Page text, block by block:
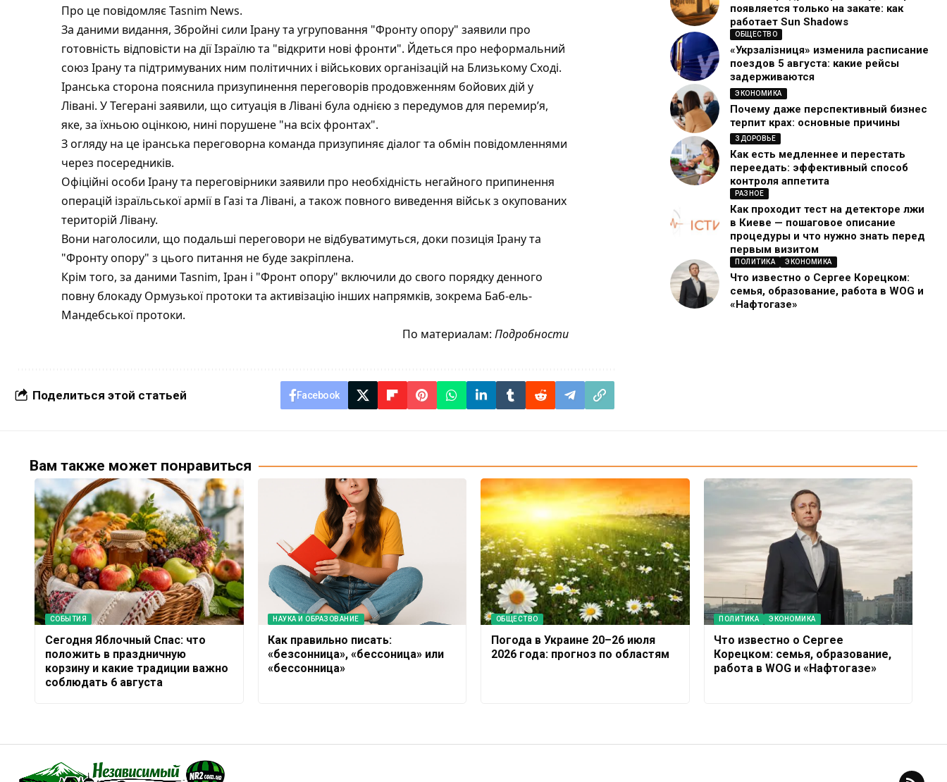
Про це повідомляє Tasnim News.
За даними видання, Збройні сили Ірану та угруповання "Фронту опору" заявили про
готовність відповісти на дії Ізраїлю та "відкрити нові фронти". Йдеться про неформальний
союз Ірану та підтримуваних ним політичних і військових організацій на Близькому Сході.
Іранська сторона пояснила призупинення переговорів продовженням бойових дій у
Лівані. У Тегерані заявили, що ситуація в Лівані була однією з передумов для перемир’я,
яке, за їхньою оцінкою, нині порушене "на всіх фронтах".
З огляду на це іранська переговорна команда призупиняє діалог та обмін повідомленнями
через посередників.
Офіційні особи Ірану та переговірники заявили про необхідність негайного припинення
операцій ізраїльської армії в Газі та Лівані, а також повного виведення військ з окупованих
територій Лівану.
Вони наголосили, що подальші переговори не відбуватимуться, доки позиція Ірану та
"Фронту опору" з цього питання не буде закріплена.
Крім того, за даними Tasnim, Іран і "Фронт опору" включили до свого порядку денного
повну блокаду Ормузької протоки та активізацію інших напрямків, зокрема Баб-ель-
Мандебської протоки.
По материалам: Подробности
Поделиться этой статьей Facebook
появляется только на закате: как
работает Sun Shadows
ОБЩЕСТВО
«Укрзалізниця» изменила расписание
поездов 5 августа: какие рейсы
задерживаются
ЭКОНОМИКА
Почему даже перспективный бизнес
терпит крах: основные причины
ЗДОРОВЬЕ
Как есть медленнее и перестать
переедать: эффективный способ
контроля аппетита
РАЗНОЕ
Как проходит тест на детекторе лжи
в Киеве — пошаговое описание
процедуры и что нужно знать перед
первым визитом
ПОЛИТИКА ЭКОНОМИКА
Что известно о Сергее Корецком:
семья, образование, работа в WOG и
«Нафтогазе»
Вам также может понравиться
СОБЫТИЯ
Сегодня Яблочный Спас: что
положить в праздничную
корзину и какие традиции важно
соблюдать 6 августа
НАУКА И ОБРАЗОВАНИЕ
Как правильно писать:
«безсонница», «бессоница» или
«бессонница»
ОБЩЕСТВО
Погода в Украине 20–26 июля
2026 года: прогноз по областям
ПОЛИТИКА ЭКОНОМИКА
Что известно о Сергее
Корецком: семья, образование,
работа в WOG и «Нафтогазе»